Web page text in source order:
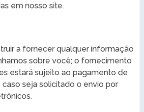
em nosso site.
a fornecer qualquer informação
sobre você; o fornecimento
estará sujeito ao pagamento de
seja solicitado o envio por